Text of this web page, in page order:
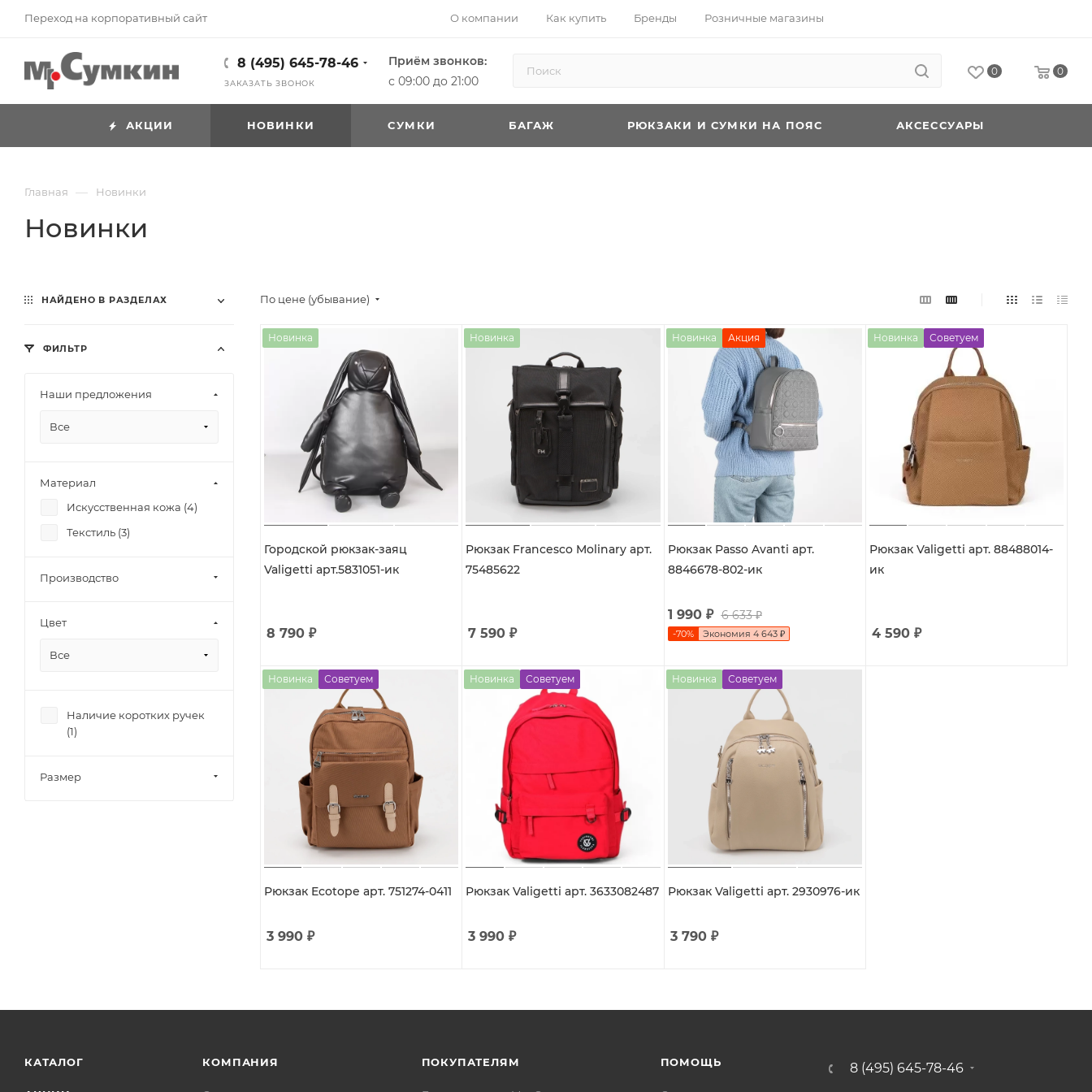
Переход на корпоративный сайт О компании Как купить Бренды Розничные магазины
8 (495) 645-78-46
ЗАКАЗАТЬ ЗВОНОК
Приём звонков:
с 09:00 до 21:00
0 0
АКЦИИ НОВИНКИ CУМКИ БАГАЖ РЮКЗАКИ И СУМКИ НА ПОЯС АКСЕССУАРЫ
Главная — Новинки
Новинки
По цене (убывание)
Новинка
Городской рюкзак-заяц
Valigetti арт.5831051-ик
8 790 ₽
Новинка
Рюкзак Francesco Molinary арт.
75485622
7 590 ₽
Новинка Акция
Рюкзак Passo Avanti арт.
8846678-802-ик
1 990₽ 6 633₽
-70% Экономия 4 643₽
Новинка Советуем
Рюкзак Valigetti арт. 88488014-
ик
4 590₽
Новинка Советуем
Рюкзак Ecotope арт. 751274-0411
3 990 ₽
Новинка Советуем
Рюкзак Valigetti арт. 3633082487
3 990 ₽
Новинка Советуем
Рюкзак Valigetti арт. 2930976-ик
3 790₽
НАЙДЕНО В РАЗДЕЛАХ
ФИЛЬТР
Наши предложения
Все
Материал
Искусственная кожа (4)
Текстиль (3)
Производство
Цвет
Все
Наличие коротких ручек
(1)
Размер
КАТАЛОГ КОМПАНИЯ ПОКУПАТЕЛЯМ ПОМОЩЬ 8 (495) 645-78-46